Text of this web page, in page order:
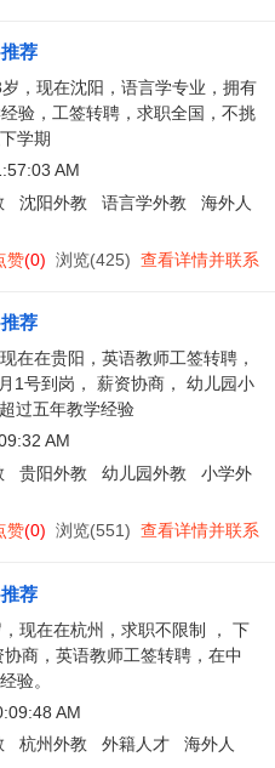
荐
，现在沈阳，语言学专业，拥有
验，工签转聘，求职全国，不挑
学期
AM
沈阳外教 语言学外教
海外人
赞(0) 浏览(425) 查看详情并联系
荐
在在贵阳，英语教师工签转聘，
1号到岗， 薪资协商， 幼儿园小
过五年教学经验
AM
贵阳外教 幼儿园外教
小学外
赞(0) 浏览(551) 查看详情并联系
荐
现在在杭州，求职不限制 ， 下
商，英语教师工签转聘，在中
验。
AM
杭州外教 外籍人才
海外人